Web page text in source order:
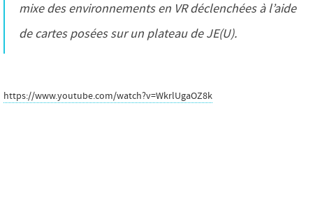
mixe des environnements en VR déclenchées à l’aide
de cartes posées sur un plateau de JE(U).
https://www.youtube.com/watch?v=WkrlUgaOZ8k